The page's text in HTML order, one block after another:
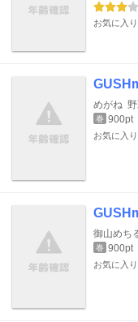
お気に入
めがね
巻 900pt
お気に入
御山めち
巻 900pt
お気に入